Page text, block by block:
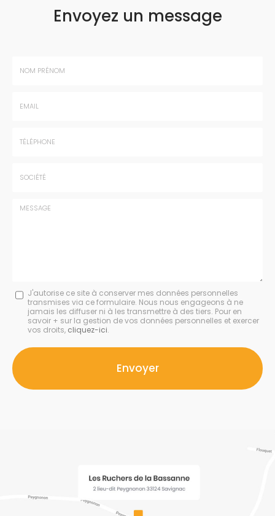
Envoyez un message
Message
J'autorise ce site à conserver mes données personnelles
transmises via ce formulaire. Nous nous engageons à ne
jamais les diffuser ni à les transmettre à des tiers. Pour en
savoir + sur la gestion de vos données personnelles et exercer
vos droits, cliquez-ici.
Acceptation
RGPD
*
Envoyer